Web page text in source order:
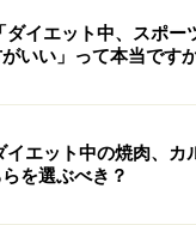
ためには続けること
べてビタミン、ミネ
栄養食と言われます
ダイエット中、スポー
いい」って本当です
イエット中の焼肉、カ
を選ぶべき？